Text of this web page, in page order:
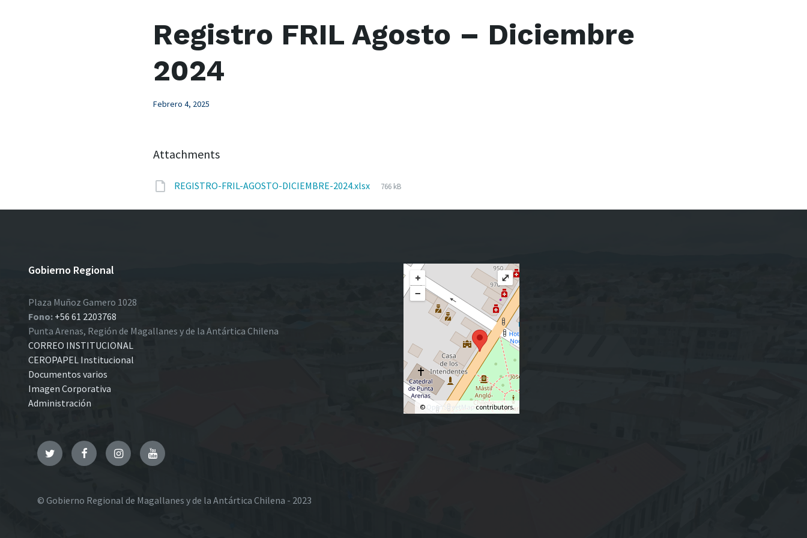
Registro FRIL Agosto – Diciembre
2024
Febrero 4, 2025
Attachments
REGISTRO-FRIL-AGOSTO-DICIEMBRE-2024.xlsx
File
766 kB
Gobierno Regional
Plaza Muñoz Gamero 1028
Fono: +56 61 2203768
Punta Arenas, Región de Magallanes y de la Antártica Chilena
CORREO INSTITUCIONAL
CEROPAPEL Institucional
Documentos varios
Imagen Corporativa
Administración
+
−
© OpenStreetMapcontributors.
⤢
TwitterFacebookInstagramYouTube
© Gobierno Regional de Magallanes y de la Antártica Chilena - 2023